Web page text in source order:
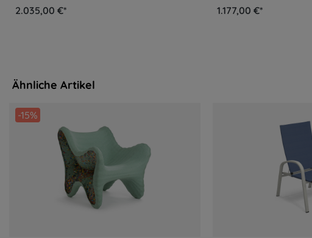
2.035,00 €*
1.177,00 €*
Ähnliche Artikel
-15%